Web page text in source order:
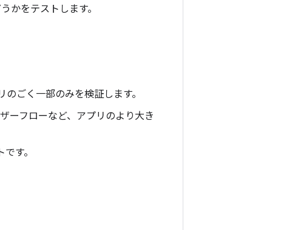
かをテストします。
ごく一部のみを検証します。
ーフローなど、アプリのより大き
す。